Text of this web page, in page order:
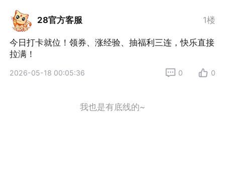
28官方客服 1楼
今日打卡就位！领券、涨经验、抽福利三连，快乐直接
拉满！
2026-05-18 00:05:36 0 0
我也是有底线的~